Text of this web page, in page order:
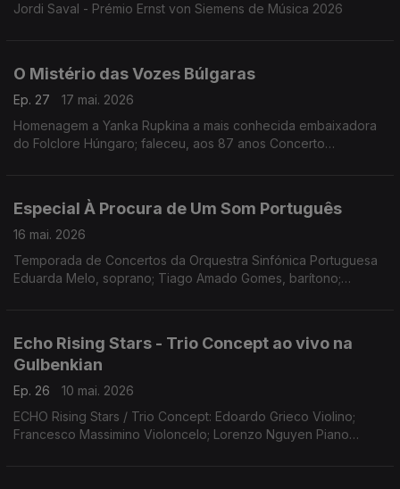
Jordi Saval - Prémio Ernst von Siemens de Música 2026
O Mistério das Vozes Búlgaras
Ep. 27
17 mai. 2026
Homenagem a Yanka Rupkina a mais conhecida embaixadora
do Folclore Húngaro; faleceu, aos 87 anos Concerto
Especial À Procura de Um Som Português
16 mai. 2026
Temporada de Concertos da Orquestra Sinfónica Portuguesa
Eduarda Melo, soprano; Tiago Amado Gomes, barítono;
Echo Rising Stars - Trio Concept ao vivo na
Gulbenkian
Ep. 26
10 mai. 2026
ECHO Rising Stars / Trio Concept: Edoardo Grieco Violino;
Francesco Massimino Violoncelo; Lorenzo Nguyen Piano